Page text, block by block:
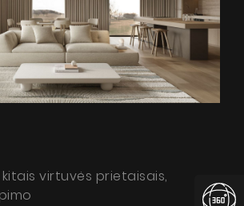
virtuvės prietaisais,